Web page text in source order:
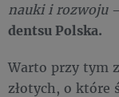
nauki i rozwoju
dentsu Polska.
Warto przy tym
złotych, o które